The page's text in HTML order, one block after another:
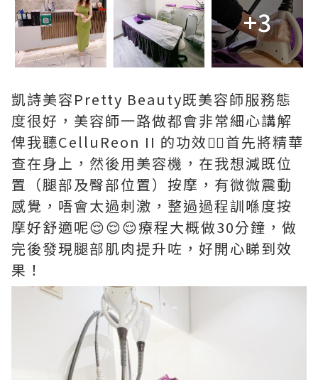
+3
凱詩美容Pretty Beauty既美容師服務態
度很好，美容師一路做都會非常細心講解
俾我聽CelluReon II 的功效💁‍♀️首先將精華
查在身上，然後用美容機，在我想減既位
置（腿部及臀部位置）按摩，有微微震動
感覺，唔會太過刺激，整過過程訓喺度按
摩好舒適呢😌😌😌療程大概做30分鐘，做
完後發現腿部肌肉提升咗，好開心睇到效
果！